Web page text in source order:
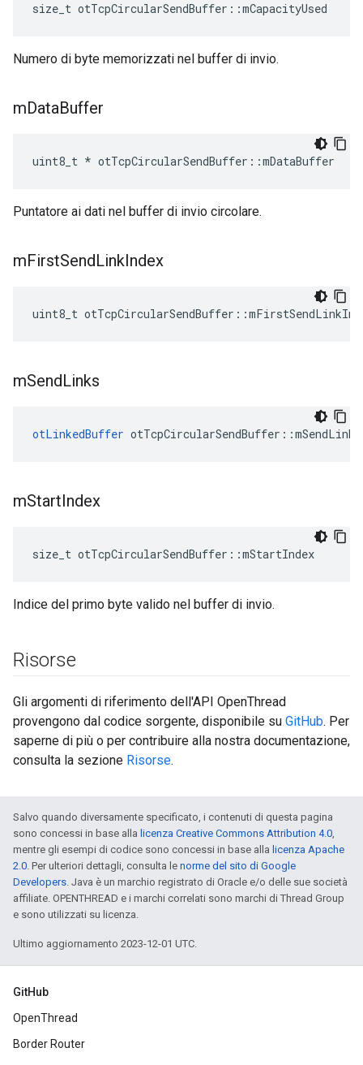
size_t otTcpCircularSendBuffer ::mCapacityUsed
Numero di byte memorizzati nel buffer di invio.
mDataBuffer
uint8_t * otTcpCircularSendBuffer ::mDataBuffer
Puntatore ai dati nel buffer di invio circolare.
mFirstSendLinkIndex
uint8_t otTcpCircularSendBuffer ::
mSendLinks
otLinkedBuffer otTcpCircularSendBuffer ::mSendLinks
mStartIndex
size_t otTcpCircularSendBuffer ::mStartIndex
Indice del primo byte valido nel buffer di invio.
Risorse
Gli argomenti di riferimento dell'API OpenThread
provengono dal codice sorgente, disponibile su GitHub. Per
saperne di più o per contribuire alla nostra documentazione,
consulta la sezione Risorse.
Salvo quando diversamente specificato, i contenuti di questa pagina
sono concessi in base alla licenza Creative Commons Attribution 4.0,
mentre gli esempi di codice sono concessi in base alla licenza Apache
2.0. Per ulteriori dettagli, consulta le norme del sito di Google
Developers. Java è un marchio registrato di Oracle e/o delle sue società
affiliate. OPENTHREAD e i marchi correlati sono marchi di Thread Group
e sono utilizzati su licenza.
Ultimo aggiornamento 2023-12-01 UTC.
GitHub
OpenThread
Border Router